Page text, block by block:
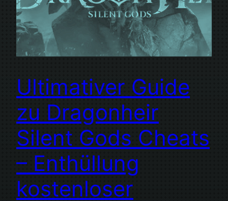
Ultimativer Guide
zu Dragonheir
Silent Gods Cheats
– Enthüllung
kostenloser